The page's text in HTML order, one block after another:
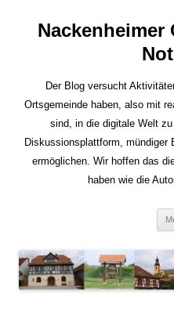
Nackenheimer
Der Blog versucht
Ortsgemeinde haben, also mit
sind, in die digitale Welt
Diskussionsplattform, mündiger
ermöglichen. Wir hoffen das
haben wie die